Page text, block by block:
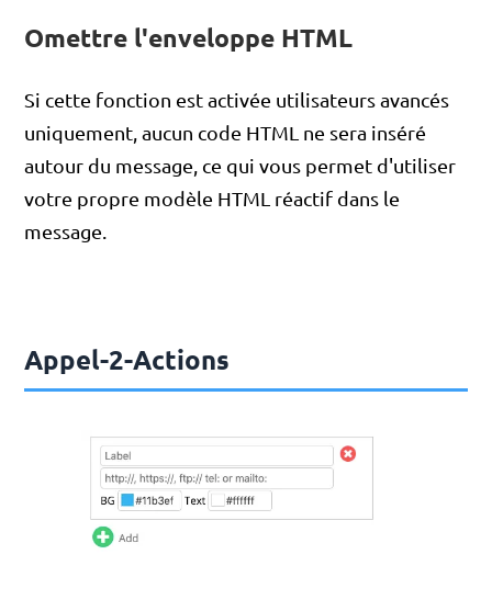
Omettre l'enveloppe HTML
Si cette fonction est activée utilisateurs avancés
uniquement, aucun code HTML ne sera inséré
autour du message, ce qui vous permet d'utiliser
votre propre modèle HTML réactif dans le
message.
Appel-2-Actions